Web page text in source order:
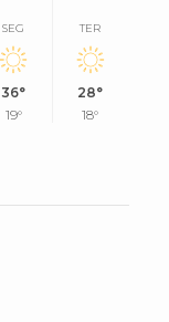
SEG
36°
19°
TER
28°
18°